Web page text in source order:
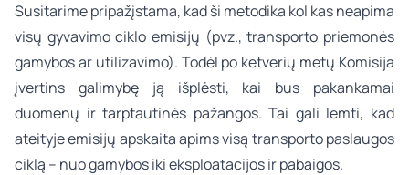
Susitarime pripažįstama, kad ši metodika kol kas neapima
visų gyvavimo ciklo emisijų (pvz., transporto priemonės
gamybos ar utilizavimo). Todėl po ketverių metų Komisija
įvertins galimybę ją išplėsti, kai bus pakankamai
duomenų ir tarptautinės pažangos. Tai gali lemti, kad
ateityje emisijų apskaita apims visą transporto paslaugos
ciklą – nuo gamybos iki eksploatacijos ir pabaigos.